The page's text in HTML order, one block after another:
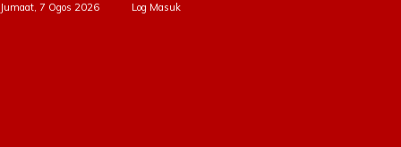
Jumaat, 7 Ogos 2026 Log Masuk